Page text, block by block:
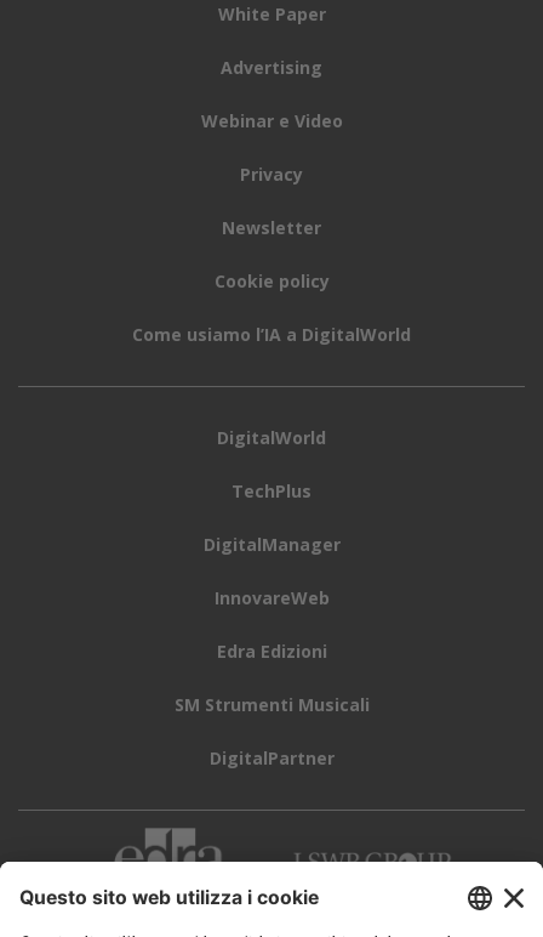
White Paper
Advertising
Webinar e Video
Privacy
Newsletter
Cookie policy
Come usiamo l’IA a DigitalWorld
DigitalWorld
TechPlus
DigitalManager
InnovareWeb
Edra Edizioni
SM Strumenti Musicali
DigitalPartner